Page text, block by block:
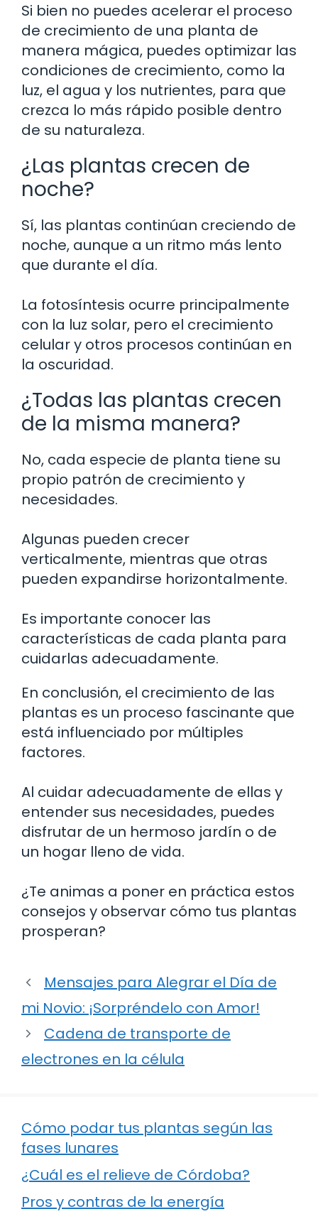
Si bien no puedes acelerar el proceso
de crecimiento de una planta de
manera mágica, puedes optimizar las
condiciones de crecimiento, como la
luz, el agua y los nutrientes, para que
crezca lo más rápido posible dentro
de su naturaleza.
¿Las plantas crecen de
noche?
Sí, las plantas continúan creciendo de
noche, aunque a un ritmo más lento
que durante el día.
La fotosíntesis ocurre principalmente
con la luz solar, pero el crecimiento
celular y otros procesos continúan en
la oscuridad.
¿Todas las plantas crecen
de la misma manera?
No, cada especie de planta tiene su
propio patrón de crecimiento y
necesidades.
Algunas pueden crecer
verticalmente, mientras que otras
pueden expandirse horizontalmente.
Es importante conocer las
características de cada planta para
cuidarlas adecuadamente.
En conclusión, el crecimiento de las
plantas es un proceso fascinante que
está influenciado por múltiples
factores.
Al cuidar adecuadamente de ellas y
entender sus necesidades, puedes
disfrutar de un hermoso jardín o de
un hogar lleno de vida.
¿Te animas a poner en práctica estos
consejos y observar cómo tus plantas
prosperan?
Mensajes para Alegrar el Día de
mi Novio: ¡Sorpréndelo con Amor!
Cadena de transporte de
electrones en la célula
Cómo podar tus plantas según las
fases lunares
¿Cuál es el relieve de Córdoba?
Pros y contras de la energía